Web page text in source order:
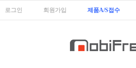
로그인 회원가입 제품A/S접수